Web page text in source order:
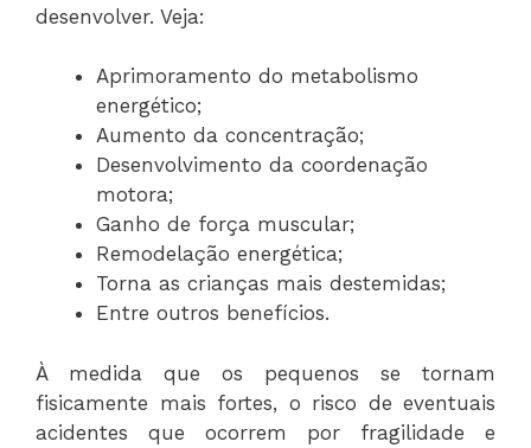
desenvolver. Veja:
Aprimoramento do metabolismo
energético;
Aumento da concentração;
Desenvolvimento da coordenação
motora;
Ganho de força muscular;
Remodelação energética;
Torna as crianças mais destemidas;
Entre outros benefícios.
À medida que os pequenos se tornam
fisicamente mais fortes, o risco de eventuais
acidentes que ocorrem por fragilidade e